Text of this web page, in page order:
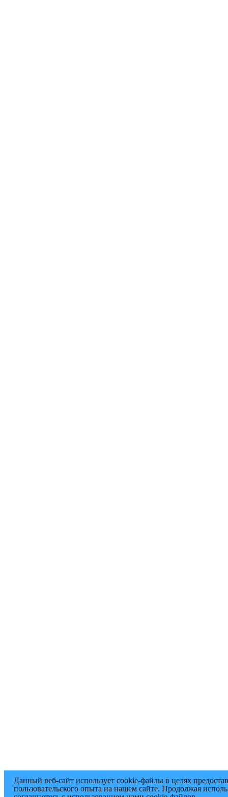
Данный веб-сайт использует cookie-файлы в целях
пользовательского опыта на нашем сайте. Продолжая